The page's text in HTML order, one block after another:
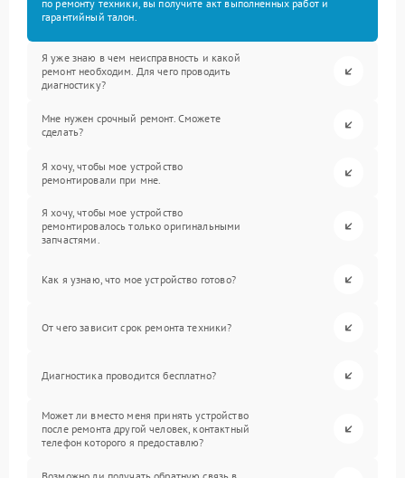
по ремонту техники, вы получите акт выполненных работ и
гарантийный талон.
Я уже знаю в чем неисправность и какой
ремонт необходим. Для чего проводить
диагностику?
Мне нужен срочный ремонт. Сможете
сделать?
Я хочу, чтобы мое устройство
ремонтировали при мне.
Я хочу, чтобы мое устройство
ремонтировалось только оригинальными
запчастями.
Как я узнаю, что мое устройство готово?
От чего зависит срок ремонта техники?
Диагностика проводится бесплатно?
Может ли вместо меня принять устройство
после ремонта другой человек, контактный
телефон которого я предоставлю?
Возможно ли получать обратную связь в